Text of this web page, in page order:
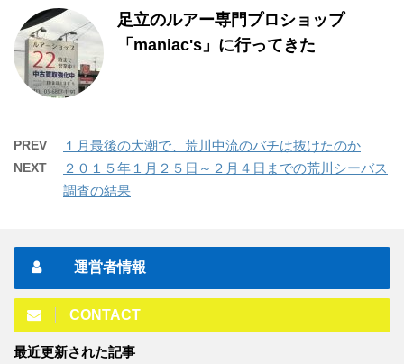
足立のルアー専門プロショップ
「maniac's」に行ってきた
PREV １月最後の大潮で、荒川中流のバチは抜けたのか
NEXT
２０１５年１月２５日～２月４日までの荒川シーバス
調査の結果
運営者情報
CONTACT
最近更新された記事